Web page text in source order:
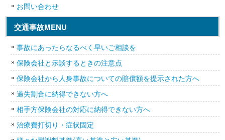
お問い合わせ
交通事故MENU
事故にあったらなるべく早いご相談を
保険会社と示談するときの注意点
保険会社から人身事故についての賠償額を提示された方へ
過失割合に納得できない方へ
相手方保険会社の対応に納得できない方へ
治療費打切り・症状固定